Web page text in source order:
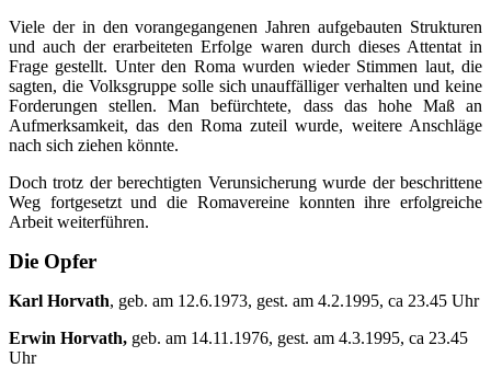
Viele der in den vorangegangenen Jahren aufgebauten Strukturen
und auch der erarbeiteten Erfolge waren durch dieses Attentat in
Frage gestellt. Unter den Roma wurden wieder Stimmen laut, die
sagten, die Volksgruppe solle sich unauffälliger verhalten und keine
Forderungen stellen. Man befürchtete, dass das hohe Maß an
Aufmerksamkeit, das den Roma zuteil wurde, weitere Anschläge
nach sich ziehen könnte.
Doch trotz der berechtigten Verunsicherung wurde der beschrittene
Weg fortgesetzt und die Romavereine konnten ihre erfolgreiche
Arbeit weiterführen.
Die Opfer
Karl Horvath, geb. am 12.6.1973, gest. am 4.2.1995, ca 23.45 Uhr
Erwin Horvath, geb. am 14.11.1976, gest. am 4.3.1995, ca 23.45
Uhr